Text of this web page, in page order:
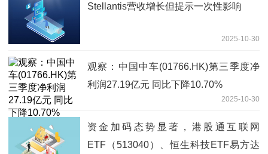
Stellantis营收增长但提示一次性影响
2025-10-30
观察：中国中车(01766.HK)第三季度净
利润27.19亿元 同比下降10.70%
2025-10-30
资金加码态势显著，港股通互联网
ETF（513040）、恒生科技ETF易方达